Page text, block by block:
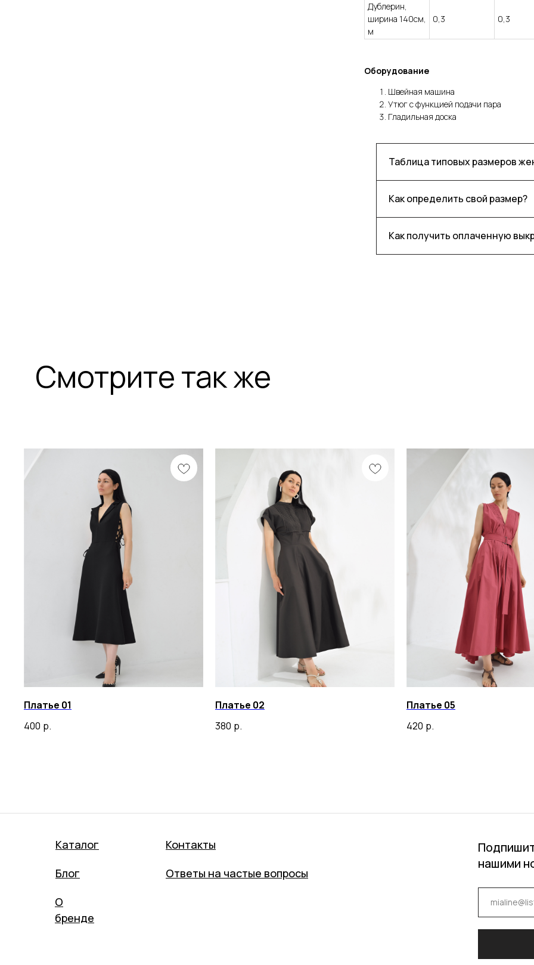
Дублерин,
ширина 140см,
м
0,3 0,3
Оборудование
Швейная машина
Утюг с функцией подачи пара
Гладильная доска
Таблица типовых размеров
Как определить свой размер?
Как получить оплаченную
Смотрите так же
Платье 01
400 р.
Платье 02
380 р.
Платье 05
420 р.
нашими
Контакты
Ответы на частые вопросы
Каталог
О
бренде
Блог